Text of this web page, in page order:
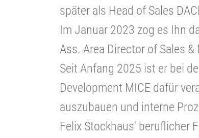
später als Head of Sales
Im Januar 2023 zog es Ihn
Ass. Area Director of Sales
Seit Anfang 2025 ist er bei
Development MICE dafür
auszubauen und interne
Felix Stockhaus' beruflicher